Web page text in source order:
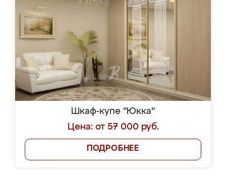
Шкаф-купе "Юкка"
Цена: от 57 000 руб.
ПОДРОБНЕЕ